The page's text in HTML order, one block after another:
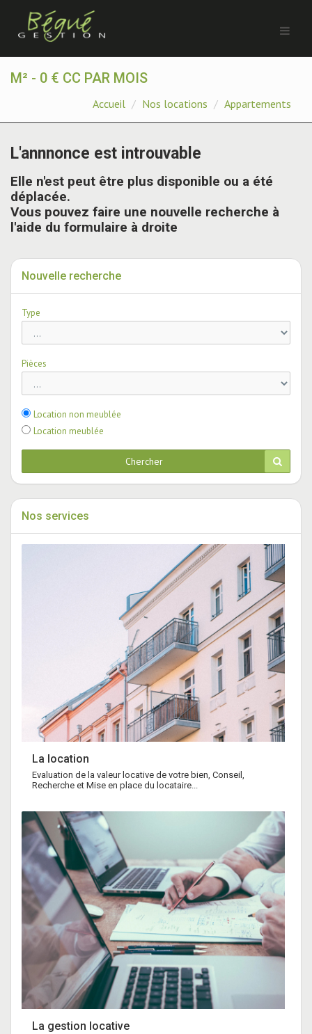
M² - 0 € CC PAR MOIS
Accueil Nos locations Appartements
L'annnonce est introuvable
Elle n'est peut être plus disponible ou a été
déplacée.
Vous pouvez faire une nouvelle recherche à
l'aide du formulaire à droite
Nouvelle recherche
Type
Pièces
Location non meublée
Location meublée
Chercher
Nos services
La location
Evaluation de la valeur locative de votre bien, Conseil,
Recherche et Mise en place du locataire...
La gestion locative